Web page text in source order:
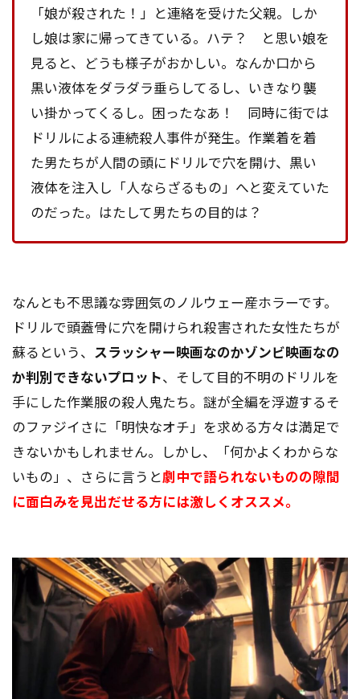
「娘が殺された！」と連絡を受けた父親。しか
し娘は家に帰ってきている。ハテ？ と思い娘を
見ると、どうも様子がおかしい。なんか口から
黒い液体をダラダラ垂らしてるし、いきなり襲
い掛かってくるし。困ったなあ！ 同時に街では
ドリルによる連続殺人事件が発生。作業着を着
た男たちが人間の頭にドリルで穴を開け、黒い
液体を注入し「人ならざるもの」へと変えていた
のだった。はたして男たちの目的は？
なんとも不思議な雰囲気のノルウェー産ホラーです。
ドリルで頭蓋骨に穴を開けられ殺害された女性たちが
蘇るという、 スラッシャー映画なのかゾンビ映画なの
か判別できないプロット、そして目的不明のドリルを
手にした作業服の殺人鬼たち。謎が全編を浮遊するそ
のファジイさに「明快なオチ」を求める方々は満足で
きないかもしれません。しかし、「何かよくわからな
いもの」、さらに言うと劇中で語られないものの隙間
に面白みを見出だせる方には激しくオススメ。